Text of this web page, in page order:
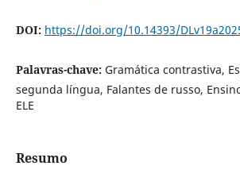
DOI: https://doi.org/10.14393/
Palavras-chave: Gramática contrastiva,
segunda língua, Falantes de russo,
ELE
Resumo